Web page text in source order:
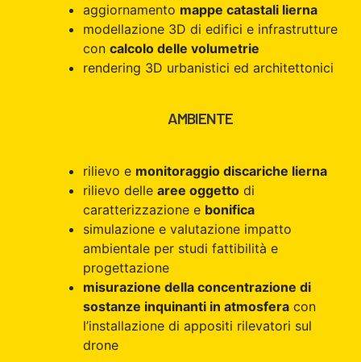
aggiornamento mappe catastali lierna
modellazione 3D di edifici e infrastrutture
con calcolo delle volumetrie
rendering 3D urbanistici ed architettonici
AMBIENTE
rilievo e monitoraggio discariche lierna
rilievo delle aree oggetto di
caratterizzazione e bonifica
simulazione e valutazione impatto
ambientale per studi fattibilità e
progettazione
misurazione della concentrazione di
sostanze inquinanti in atmosfera con
l’installazione di appositi rilevatori sul
drone